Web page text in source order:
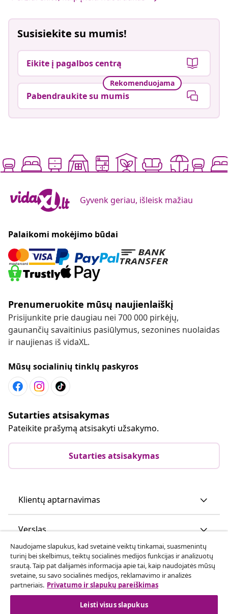
Susisiekite su mumis!
Eikite į pagalbos centrą
Rekomenduojama
Pabendraukite su mumis
Gyvenk geriau, išleisk mažiau
Palaikomi mokėjimo būdai
Prenumeruokite mūsų naujienlaiškį
Prisijunkite prie daugiau nei 700 000 pirkėjų,
gaunančių savaitinius pasiūlymus, sezonines nuolaidas
ir naujienas iš vidaXL.
Mūsų socialinių tinklų paskyros
Sutarties atsisakymas
Pateikite prašymą atsisakyti užsakymo.
Sutarties atsisakymas
Klientų aptarnavimas
Verslas
vidaXL
Atraskite daugiau
Naudojame slapukus, kad svetainė veiktų tinkamai, suasmenintų
turinį bei skelbimus, teiktų socialinės medijos funkcijas ir analizuotų
srautą. Taip pat dalijamės informacija apie tai, kaip naudojatės mūsų
svetaine, su savo socialinės medijos, reklamavimo ir analizės
partneriais. Privatumo ir slapukų pareiškimas
Leisti visus slapukus